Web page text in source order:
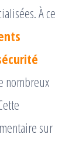
À ce
nombreux
sur